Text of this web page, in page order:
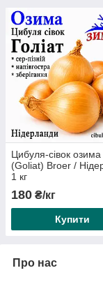
Цибуля-сівок озима
(Goliat) Broer /
1 кг
180 ₴/кг
Купити
Про нас